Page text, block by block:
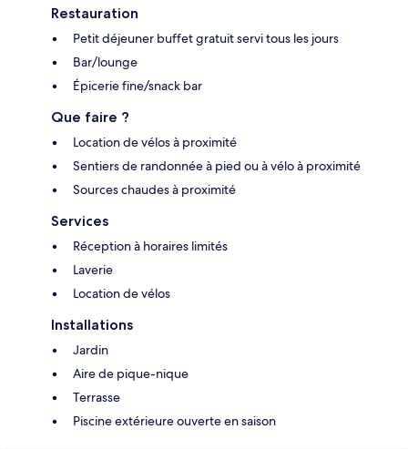
Restauration
Petit déjeuner buffet gratuit servi tous les jours
Bar/lounge
Épicerie fine/snack bar
Que faire ?
Location de vélos à proximité
Sentiers de randonnée à pied ou à vélo à proximité
Sources chaudes à proximité
Services
Réception à horaires limités
Laverie
Location de vélos
Installations
Jardin
Aire de pique-nique
Terrasse
Piscine extérieure ouverte en saison